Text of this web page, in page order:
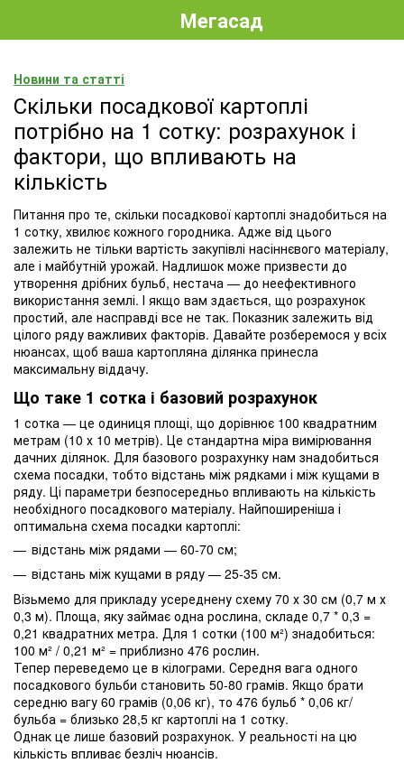
Мегасад
Новини та статті
Скільки посадкової картоплі
потрібно на 1 сотку: розрахунок і
фактори, що впливають на
кількість
Питання про те, скільки посадкової картоплі знадобиться на
1 сотку, хвилює кожного городника. Адже від цього
залежить не тільки вартість закупівлі насіннєвого матеріалу,
але і майбутній урожай. Надлишок може призвести до
утворення дрібних бульб, нестача — до неефективного
використання землі. І якщо вам здається, що розрахунок
простий, але насправді все не так. Показник залежить від
цілого ряду важливих факторів. Давайте розберемося у всіх
нюансах, щоб ваша картопляна ділянка принесла
максимальну віддачу.
Що таке 1 сотка і базовий розрахунок
1 сотка — це одиниця площі, що дорівнює 100 квадратним
метрам (10 х 10 метрів). Це стандартна міра вимірювання
дачних ділянок. Для базового розрахунку нам знадобиться
схема посадки, тобто відстань між рядками і між кущами в
ряду. Ці параметри безпосередньо впливають на кількість
необхідного посадкового матеріалу. Найпоширеніша і
оптимальна схема посадки картоплі:
відстань між рядами — 60-70 см;
відстань між кущами в ряду — 25-35 см.
Візьмемо для прикладу усереднену схему 70 х 30 см (0,7 м х
0,3 м). Площа, яку займає одна рослина, складе 0,7 * 0,3 =
0,21 квадратних метра. Для 1 сотки (100 м²) знадобиться:
100 м² / 0,21 м² = приблизно 476 рослин.
Тепер переведемо це в кілограми. Середня вага одного
посадкового бульби становить 50-80 грамів. Якщо брати
середню вагу 60 грамів (0,06 кг), то 476 бульб * 0,06 кг/
бульба = близько 28,5 кг картоплі на 1 сотку.
Однак це лише базовий розрахунок. У реальності на цю
кількість впливає безліч нюансів.